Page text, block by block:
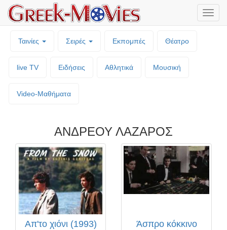
Ταινίες Σειρές Εκπομπές Θέατρο
live TV Ειδήσεις Αθλητικά Μουσική
Video-Mαθήματα
ΑΝΔΡΕΟΥ ΛΑΖΑΡΟΣ
Απ'το χιόνι (1993)
Άσπρο κόκκινο